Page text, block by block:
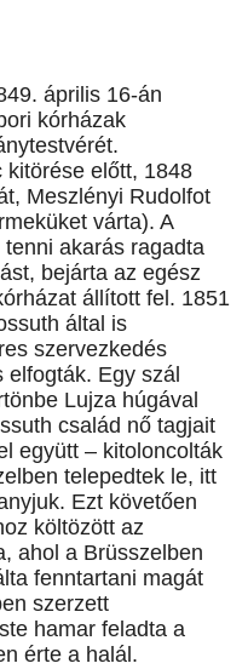
április 16-án
kórházak
kitörése előtt, 1848
Meszlényi Rudolfot
várta). A
akarás ragadta
bejárta az egész
állított fel. 1851
által is
szervezkedés
elfogták. Egy szál
Lujza húgával
család nő tagjait
együtt – kitoloncolták
telepedtek le, itt
Ezt követően
költözött az
ahol a Brüsszelben
fenntartani magát
szerzett
hamar feladta a
érte a halál.